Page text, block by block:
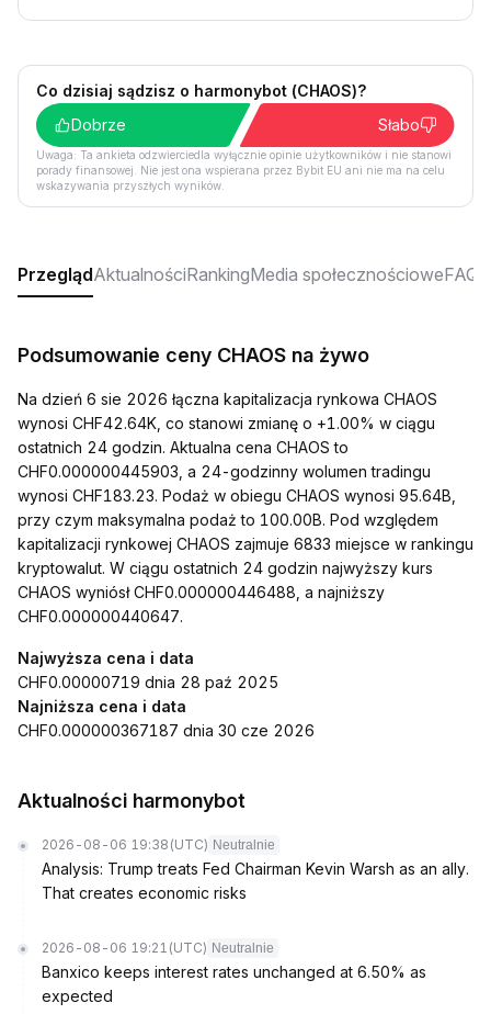
Co dzisiaj sądzisz o harmonybot (CHAOS)?
Dobrze
Słabo
Uwaga: Ta ankieta odzwierciedla wyłącznie opinie użytkowników i nie stanowi
porady finansowej. Nie jest ona wspierana przez Bybit EU ani nie ma na celu
wskazywania przyszłych wyników.
PrzeglądAktualnościRankingMedia społecznościoweFAQ
Podsumowanie ceny CHAOS na żywo
Na dzień 6 sie 2026 łączna kapitalizacja rynkowa CHAOS
wynosi CHF42.64K, co stanowi zmianę o +1.00% w ciągu
ostatnich 24 godzin. Aktualna cena CHAOS to
CHF0.000000445903, a 24-godzinny wolumen tradingu
wynosi CHF183.23. Podaż w obiegu CHAOS wynosi 95.64B,
przy czym maksymalna podaż to 100.00B. Pod względem
kapitalizacji rynkowej CHAOS zajmuje 6833 miejsce w rankingu
kryptowalut. W ciągu ostatnich 24 godzin najwyższy kurs
CHAOS wyniósł CHF0.000000446488, a najniższy
CHF0.000000440647.
Najwyższa cena i data
CHF0.00000719 dnia 28 paź 2025
Najniższa cena i data
CHF0.000000367187 dnia 30 cze 2026
Aktualności harmonybot
2026-08-06 19:38 (UTC) Neutralnie
Analysis: Trump treats Fed Chairman Kevin Warsh as an ally.
That creates economic risks
2026-08-06 19:21 (UTC) Neutralnie
Banxico keeps interest rates unchanged at 6.50% as
expected